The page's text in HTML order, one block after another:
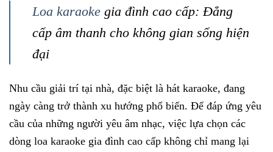
Loa karaoke gia đình cao cấp: Đẳng
cấp âm thanh cho không gian sống hiện
đại
Nhu cầu giải trí tại nhà, đặc biệt là hát karaoke, đang
ngày càng trở thành xu hướng phổ biến. Để đáp ứng yêu
cầu của những người yêu âm nhạc, việc lựa chọn các
dòng loa karaoke gia đình cao cấp không chỉ mang lại